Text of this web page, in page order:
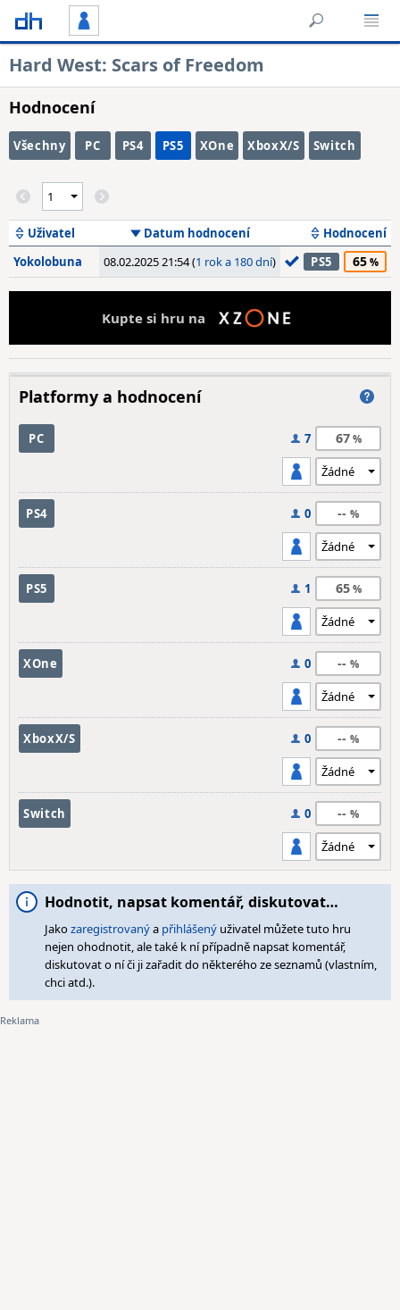
Hard West: Scars of Freedom
Hodnocení
Všechny PC PS4 PS5 XOne XboxX/S Switch
Uživatel Datum hodnocení
Hodnocení
Yokolobuna
08.02.2025 21:54 (1 rok a 180 dní) PS5 65
Kupte si hru na
Platformy a hodnocení
PC 7 67
PS4 0 --
PS5 1 65
XOne 0 --
XboxX/S 0 --
Switch 0 --
Hodnotit, napsat komentář, diskutovat…
Jakozaregistrovanýa přihlášený uživatel můžete tuto hru
nejen ohodnotit, ale také k ní případně napsat komentář,
diskutovat o ní či ji zařadit do některého ze seznamů (vlastním,
chci atd.).